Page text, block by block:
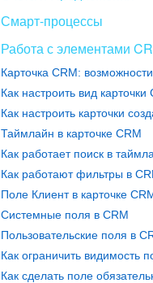
Смарт-процессы
Работа с элементами
Карточка CRM:
Как настроить вид карточки
Таймлайн в карточке CRM
Как работает поиск в
Как работают фильтры в
Поле Клиент в карточке
Системные поля в CRM
Пользовательские поля в
Как сделать поле